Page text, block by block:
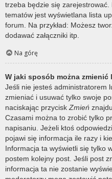
trzeba będzie się
tematów jest wyświetlana lista
forum. Na przykład: Możesz
dodawać załączniki itp.
Na górę
W jaki sposób można
Jeśli nie jesteś administratorem
zmieniać i usuwać tylko swoje
naciskając przycisk Zmień
Czasami można to zrobić tylko
napisaniu. Jeżeli ktoś
pojawi się informacja ile razy i
Informacja ta wyświetli się tylko
postem kolejny post. Jeśli post
informacja ta nie zostanie